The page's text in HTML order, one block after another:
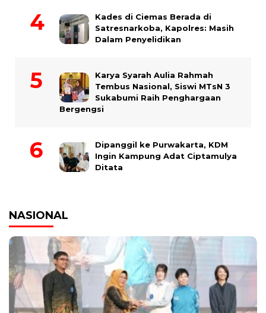
Kades di Ciemas Berada di
Satresnarkoba, Kapolres: Masih
Dalam Penyelidikan
Karya Syarah Aulia Rahmah
Tembus Nasional, Siswi MTsN 3
Sukabumi Raih Penghargaan
Bergengsi
Dipanggil ke Purwakarta, KDM
Ingin Kampung Adat Ciptamulya
Ditata
NASIONAL